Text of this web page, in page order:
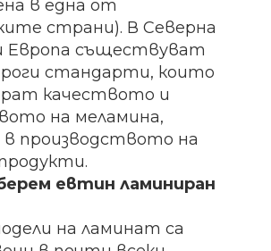
в една от
страни). В Северна
Европа съществуват
стандарти, които
качеството и
на меламина,
в производството на
евтин ламиниран
на ламинат са